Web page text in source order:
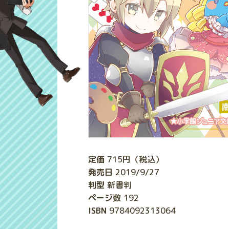
定価 715円（税込）
発売日 2019/9/27
判型 新書判
ページ数 192
ISBN 9784092313064